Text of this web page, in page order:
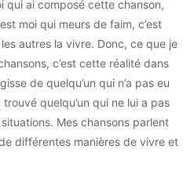
qui ai composé cette chanson,
moi qui meurs de faim, c’est
autres la vivre. Donc, ce que je
c’est cette réalité dans
de quelqu’un qui n’a pas eu
quelqu’un qui ne lui a pas
Mes chansons parlent
différentes manières de vivre et